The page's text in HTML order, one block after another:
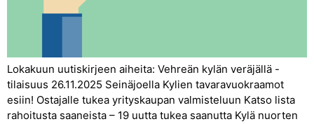
Lokakuun uutiskirjeen aiheita: Vehreän kylän veräjällä -
tilaisuus 26.11.2025 Seinäjoella Kylien tavaravuokraamot
esiin! Ostajalle tukea yrityskaupan valmisteluun Katso lista
rahoitusta saaneista – 19 uutta tukea saanutta Kylä nuorten